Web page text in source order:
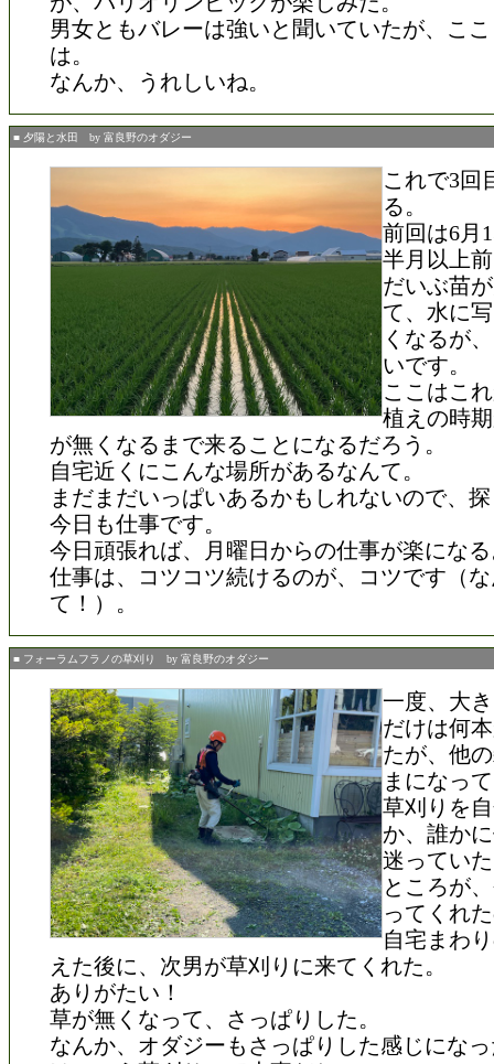
男女ともバレーは強いと聞いていたが、こ
は。
なんか、うれしいね。
■ 夕陽と水田 by 富良野のオダジー
これで3回
る。
前回は6月
半月以上
だいぶ苗
て、水に
くなるが
いです。
ここはこ
植えの時
が無くなるまで来ることになるだろう。
自宅近くにこんな場所があるなんて。
まだまだいっぱいあるかもしれないので、
今日も仕事です。
今日頑張れば、月曜日からの仕事が楽にな
仕事は、コツコツ続けるのが、コツです（
て！）。
■ フォーラムフラノの草刈り by 富良野のオダジー
一度、大
だけは何
たが、他
まになっ
草刈りを
か、誰か
迷ってい
ところが
ってくれ
自宅まわ
えた後に、次男が草刈りに来てくれた。
ありがたい！
草が無くなって、さっぱりした。
なんか、オダジーもさっぱりした感じにな